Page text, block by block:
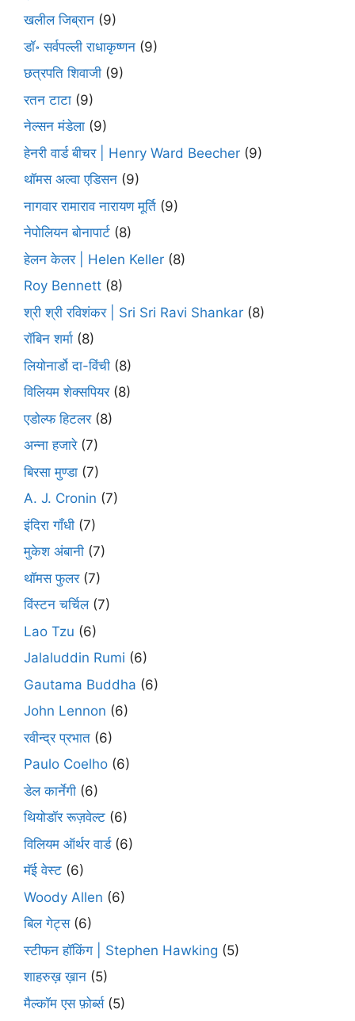
खलील जिब्रान (9)
डॉ॰ सर्वपल्ली राधाकृष्णन (9)
छत्रपति शिवाजी (9)
रतन टाटा (9)
नेल्सन मंडेला (9)
हेनरी वार्ड बीचर | Henry Ward Beecher (9)
थॉमस अल्वा एडिसन (9)
नागवार रामाराव नारायण मूर्ति (9)
नेपोलियन बोनापार्ट (8)
हेलन केलर | Helen Keller (8)
Roy Bennett (8)
श्री श्री रविशंकर | Sri Sri Ravi Shankar (8)
रॉबिन शर्मा (8)
लियोनार्डो दा-विंची (8)
विलियम शेक्सपियर(8)
एडोल्फ हिटलर(8)
अन्ना हजारे(7)
बिरसा मुण्डा (7)
A. J. Cronin (7)
इंदिरा गाँधी (7)
मुकेश अंबानी (7)
थॉमस फुलर(7)
विंस्टन चर्चिल(7)
Lao Tzu (6)
Jalaluddin Rumi (6)
Gautama Buddha (6)
John Lennon (6)
रवीन्द्र प्रभात (6)
Paulo Coelho (6)
डेल कार्नेगी (6)
थियोडॉर रूज़वेल्ट (6)
विलियम ऑर्थर वार्ड(6)
मॅई वेस्ट (6)
Woody Allen (6)
बिल गेट्स(6)
स्टीफन हॉकिंग | Stephen Hawking (5)
शाहरुख़ ख़ान (5)
मैल्कॉम एस फ़ोर्ब्स(5)